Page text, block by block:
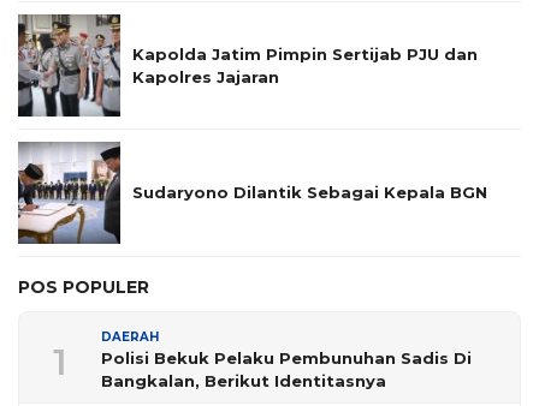
Kapolda Jatim Pimpin Sertijab PJU dan
Kapolres Jajaran
Sudaryono Dilantik Sebagai Kepala BGN
POS POPULER
1
DAERAH
Polisi Bekuk Pelaku Pembunuhan Sadis Di
Bangkalan, Berikut Identitasnya